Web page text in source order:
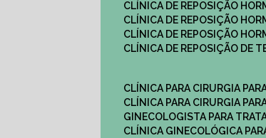
CLÍNICA DE REPOSIÇÃO
CLÍNICA DE REPOSIÇÃO
CLÍNICA DE REPOSIÇÃO
CLÍNICA DE REPOSIÇÃO DE
CLÍNICA PARA CIRURGIA
CLÍNICA PARA CIRURGIA
GINECOLOGISTA PARA
CLÍNICA GINECOLÓGICA